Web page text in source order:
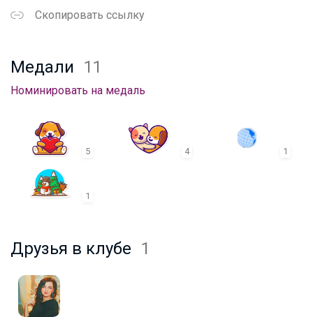
Скопировать ссылку
Медали 11
Номинировать на медаль
5 4 1
1
Друзья в клубе 1